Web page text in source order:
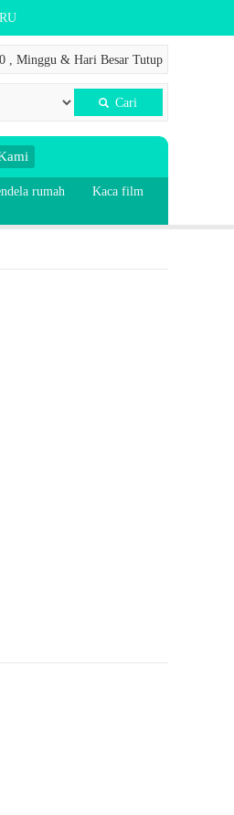
, Minggu & Hari Besar Tutup
Cari
rumah
Kaca film